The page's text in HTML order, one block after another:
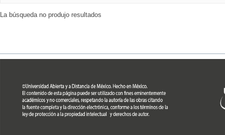
La búsqueda no produjo resultados